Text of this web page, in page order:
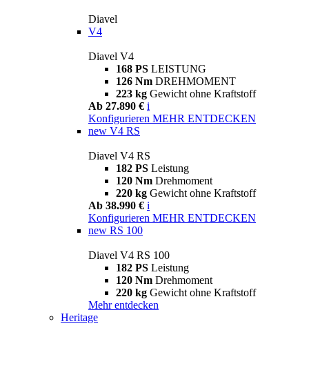
Diavel
V4
Diavel V4
168 PS LEISTUNG
126 Nm DREHMOMENT
223 kg Gewicht ohne Kraftstoff
Ab 27.890 € i
Konfigurieren MEHR ENTDECKEN
new V4 RS
Diavel V4 RS
182 PS Leistung
120 Nm Drehmoment
220 kg Gewicht ohne Kraftstoff
Ab 38.990 € i
Konfigurieren MEHR ENTDECKEN
new RS 100
Diavel V4 RS 100
182 PS Leistung
120 Nm Drehmoment
220 kg Gewicht ohne Kraftstoff
Mehr entdecken
Heritage